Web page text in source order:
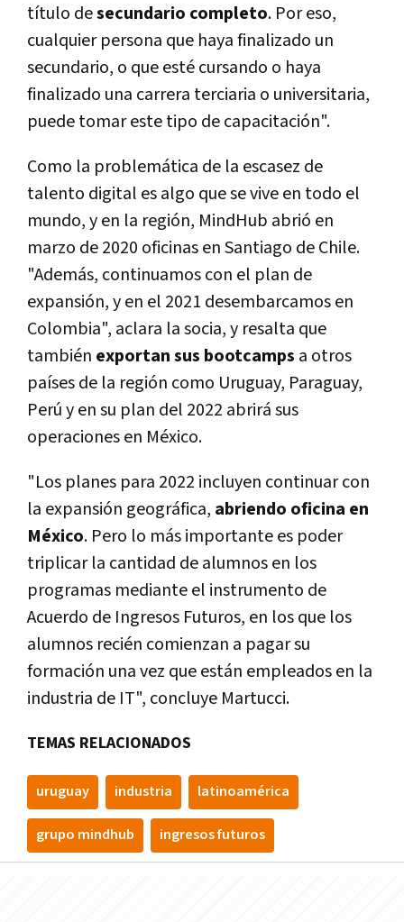
título desecundario completo. Por eso,
cualquier persona que haya finalizado un
secundario, o que esté cursando o haya
finalizado una carrera terciaria o universitaria,
puede tomar este tipo de capacitación".
Como la problemática de la escasez de
talento digital es algo que se vive en todo el
mundo, y en la región, MindHub abrió en
marzo de 2020 oficinas en Santiago de Chile.
"Además, continuamos con el plan de
expansión, y en el 2021 desembarcamos en
Colombia", aclara la socia, y resalta que
también exportan sus bootcamps a otros
países de la región como Uruguay, Paraguay,
Perú y en su plan del 2022 abrirá sus
operaciones en México.
"Los planes para 2022 incluyen continuar con
la expansión geográfica, abriendo oficina en
México. Pero lo más importante es poder
triplicar la cantidad de alumnos en los
programas mediante el instrumento de
Acuerdo de Ingresos Futuros, en los que los
alumnos recién comienzan a pagar su
formación una vez que están empleados en la
industria de IT", concluye Martucci.
TEMAS RELACIONADOS
uruguay industria latinoamérica
grupo mindhub ingresos futuros